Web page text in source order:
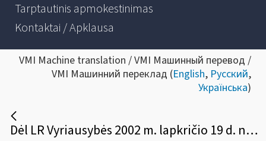
Tarptautinis apmokestinimas
Kontaktai / Apklausa
VMI Machine translation / VMI Машинный перевод /
VMI Машинний переклад (English, Русский,
Українська)
Dėl LR Vyriausybės 2002 m. lapkričio 19 d. nutarimo Nr. 1797 „Dėl Verslo liudijimų išdavimo gyventojams taisyklių ir Veiklų, kuriomis gali būti verčiamasi turint verslo liudijimą, rūšių sąrašo“ pakeitimo